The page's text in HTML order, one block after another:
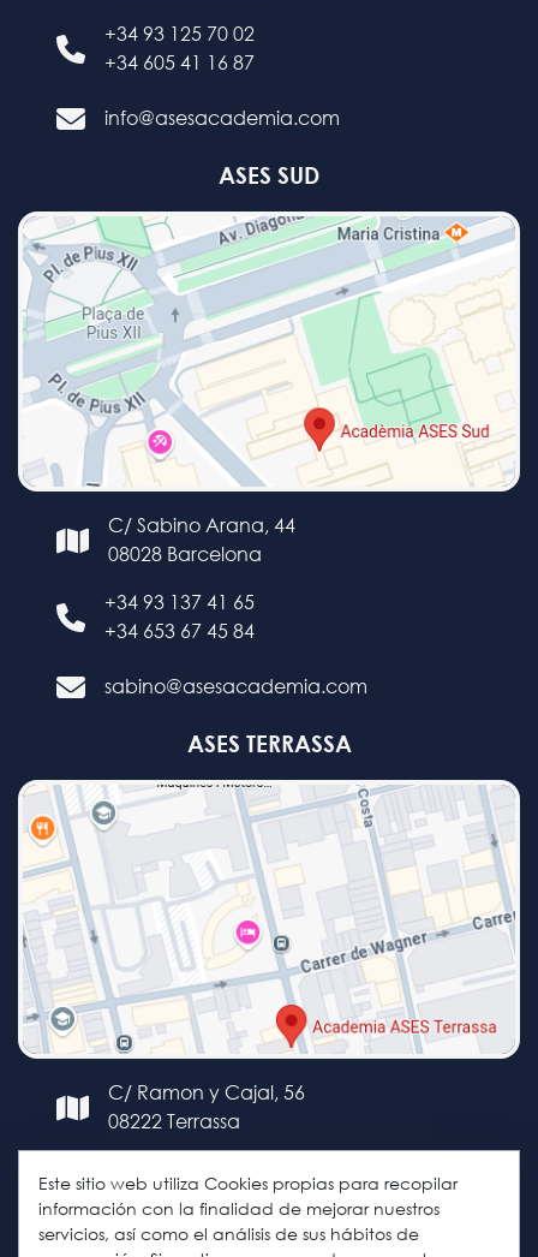
+34 93 125 70 02
+34 605 41 16 87
info@asesacademia.com
ASES SUD
C/ Sabino Arana, 44
08028 Barcelona
+34 93 137 41 65
+34 653 67 45 84
sabino@asesacademia.com
ASES TERRASSA
C/ Ramon y Cajal, 56
08222 Terrassa
+34 653 67 45 83
Este sitio web utiliza Cookies propias para recopilar
información con la finalidad de mejorar nuestros
servicios, así como el análisis de sus hábitos de